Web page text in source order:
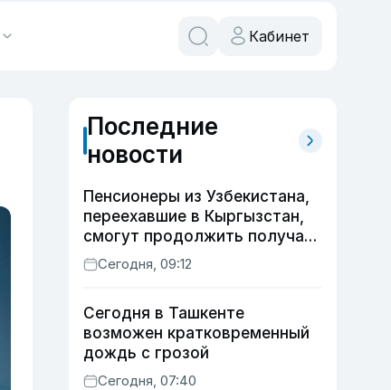
Кабинет
Последние
новости
Пенсионеры из Узбекистана,
переехавшие в Кыргызстан,
смогут продолжить получать
пенсию
Сегодня, 09:12
Сегодня в Ташкенте
возможен кратковременный
дождь с грозой
Сегодня, 07:40